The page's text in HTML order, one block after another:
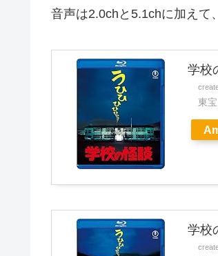
音声は2.0chと5.1chに加えて、
学校
東宝
学校